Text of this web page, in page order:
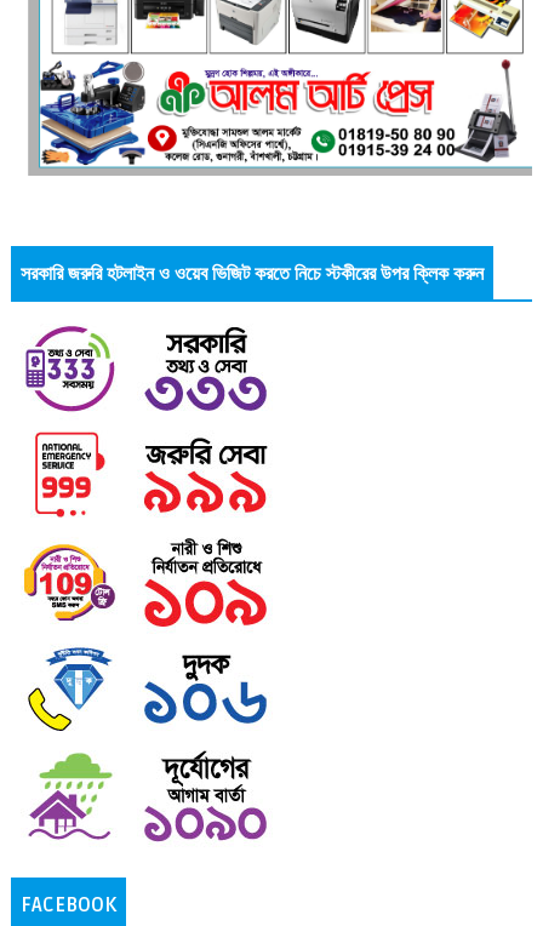
সরকারি জরুরি হটলাইন ও ওয়েব ভিজিট করতে নিচে স্টকীরের উপর ক্লিক করুন
FACEBOOK